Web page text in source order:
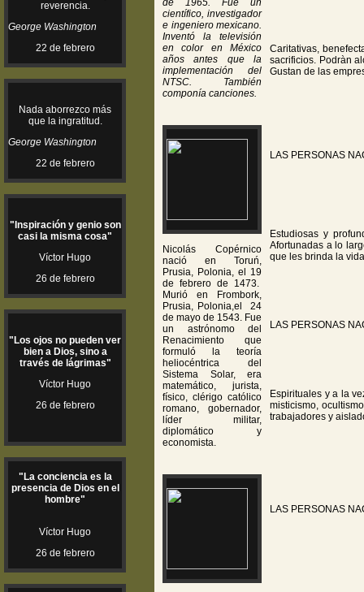
reverencia.
George Washington
22 de febrero
Nada aborrezco más
que la ingratitud.
George Washington
22 de febrero
"Inspiración y genio son
casi la misma cosa"
Víctor Hugo
26 de febrero
"Los ojos no pueden ver
bien a Dios, sino a
través de lágrimas"
Víctor Hugo
26 de febrero
"La conciencia es la
presencia de Dios en el
hombre"
Víctor Hugo
26 de febrero
de 1965. Fue un
científico, investigador
e ingeniero mexicano.
Inventó la televisión
en color en México
años antes que la
implementación del
NTSC. También
componía canciones.
Caritativas,
sacrificios. Podràn
Gustan de las
Nicolás Copérnico
nació en Toruń,
Prusia, Polonia, el 19
de febrero de 1473.
Murió en Frombork,
Prusia, Polonia,el 24
de mayo de 1543. Fue
un astrónomo del
Renacimiento que
formuló la teoría
heliocéntrica del
Sistema Solar, era
matemático, jurista,
físico, clérigo católico
romano, gobernador,
líder militar,
diplomático y
economista.
LAS PERSONAS
Estudiosas y
Afortunadas a lo
que les brinda la
LAS PERSONAS
Espirituales y a la
misticismo,
trabajadores y
LAS PERSONAS